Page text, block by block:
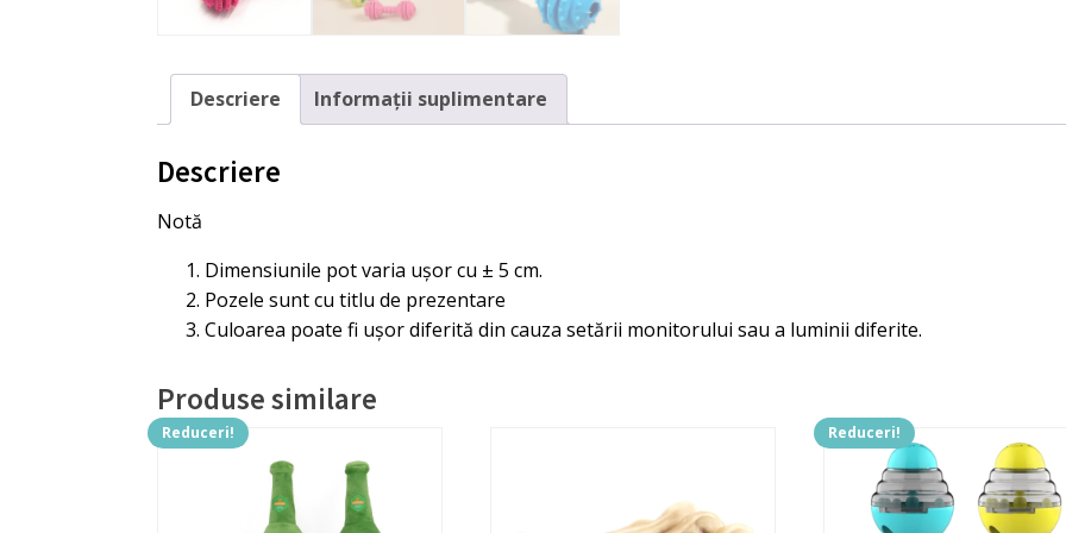
Descriere Informații suplimentare
Descriere
Notă
Dimensiunile pot varia ușor cu ± 5 cm.
Pozele sunt cu titlu de prezentare
Culoarea poate fi ușor diferită din cauza setării monitorului sau a luminii diferite.
Produse similare
Reduceri! Reduceri!
Acest
produs